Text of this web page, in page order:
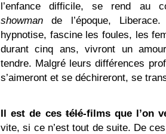
l’enfance difficile, se rend au
showman de l’époque,
hypnotise, fascine les foules, les
durant cinq ans, vivront un
tendre. Malgré leurs différences
s’aimeront et se déchireront, se
Il est de cestélé-films que l’on
vite, si ce n’est tout de suite. De